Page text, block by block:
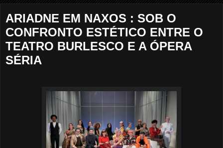
ARIADNE EM NAXOS : SOB O
CONFRONTO ESTÉTICO ENTRE O
TEATRO BURLESCO E A ÓPERA
SÉRIA